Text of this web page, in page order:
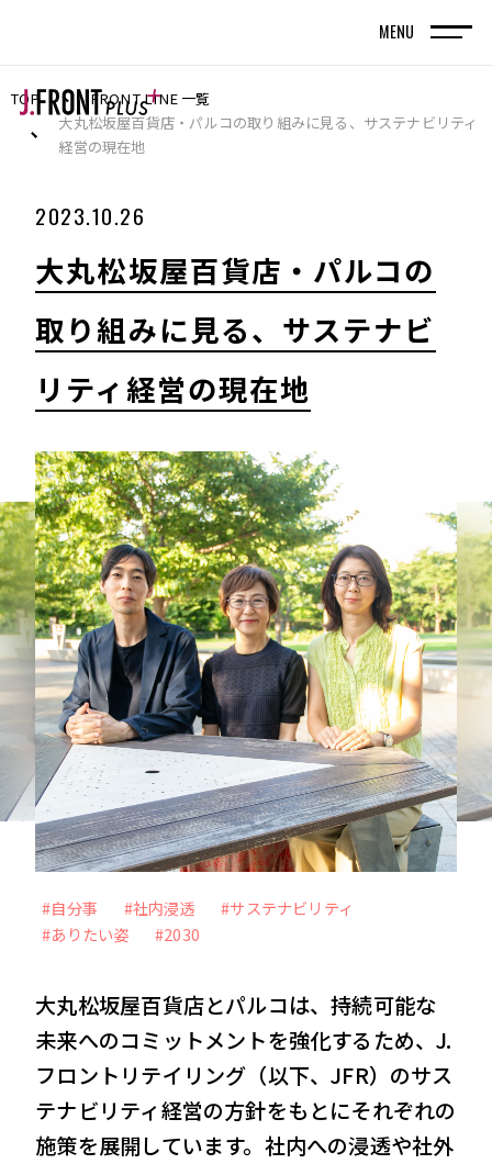
MENU
TOP トップページ
FRONT LINE
SPECIAL EDITION 特集記事
百貨店が街の新しい風景を編んでいく。神戸旧居
留地で体現する、共創型まちづくりの実践
名古屋・栄エリアをデスティネーション（目的
地）に― グループシナジーと地域連携で街の魅
力を最大化
未来をより良く、面白くするー 従業員のWillを
起点に、スタートアップ企業との共創を目指すC
VC
VIEW MORE
#メタバース #Web3時代 #DX
#外部の知見 #アナザーアドレス
#ファッション
VIEW MORE
会社案内
IR情報
TOP
FRONT LINE 一覧
大丸松坂屋百貨店・パルコの取り組みに見る、サステナビリティ
経営の現在地
2023.10.26
大丸松坂屋百貨店・パルコの
取り組みに見る、サステナビ
リティ経営の現在地
#自分事 #社内浸透
#サステナビリティ
#ありたい姿
#2030
大丸松坂屋百貨店とパルコは、持続可能な
未来へのコミットメントを強化するため、J.
フロントリテイリング（以下、JFR）のサス
テナビリティ経営の方針をもとにそれぞれの
施策を展開しています。社内への浸透や社外